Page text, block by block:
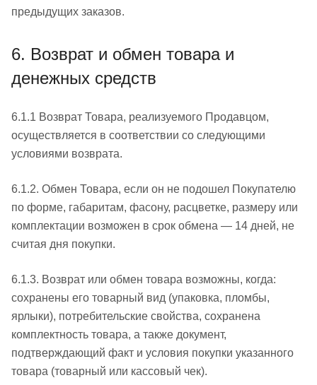
предыдущих заказов.
6. Возврат и обмен товара и
денежных средств
6.1.1 Возврат Товара, реализуемого Продавцом,
осуществляется в соответствии со следующими
условиями возврата.
6.1.2. Обмен Товара, если он не подошел Покупателю
по форме, габаритам, фасону, расцветке, размеру или
комплектации возможен в срок обмена — 14 дней, не
считая дня покупки.
6.1.3. Возврат или обмен товара возможны, когда:
сохранены его товарный вид (упаковка, пломбы,
ярлыки), потребительские свойства, сохранена
комплектность товара, а также документ,
подтверждающий факт и условия покупки указанного
товара (товарный или кассовый чек).